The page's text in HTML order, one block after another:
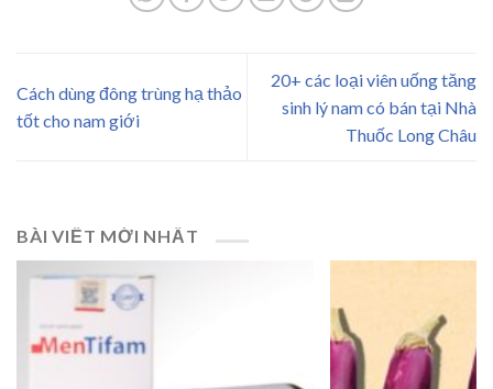
Cách dùng đông trùng hạ thảo
tốt cho nam giới
20+ các loại viên uống tăng
sinh lý nam có bán tại Nhà
Thuốc Long Châu
BÀI VIẾT MỚI NHẤT